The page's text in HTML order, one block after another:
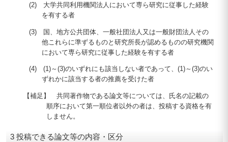
(2) 大学共同利用機関法人において専ら研究に従事した経験
を有する者
(3) 国、地方公共団体、一般社団法人又は一般財団法人その
他これらに準ずるものと研究所長が認めるものの研究機関
において専ら研究に従事した経験を有する者
(4) (1)～(3)のいずれにも該当しない者であって、(1)～(3)のい
ずれかに該当する者の推薦を受けた者
【補足】 共同著作物である論文等については、氏名の記載の
順序において第一順位者以外の者は、投稿する資格を有
しません。
3 投稿できる論文等の内容・区分